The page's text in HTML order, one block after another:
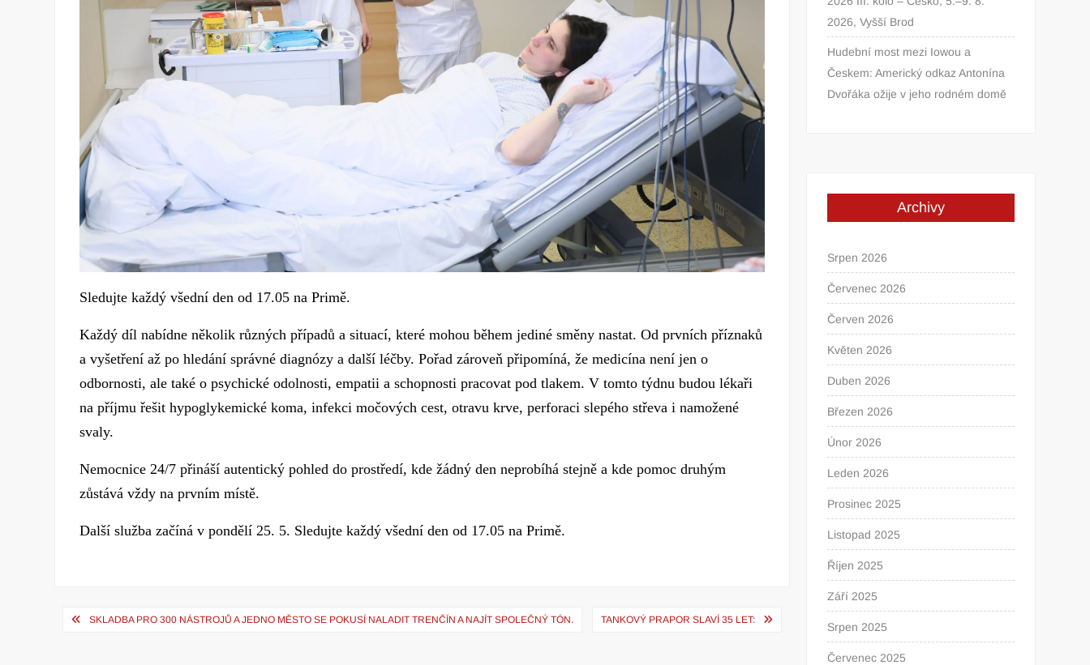
Sledujte každý všední den od 17.05 na Primě.
Každý díl nabídne několik různých případů a situací, které mohou během jediné směny nastat. Od prvních příznaků
a vyšetření až po hledání správné diagnózy a další léčby. Pořad zároveň připomíná, že medicína není jen o
odbornosti, ale také o psychické odolnosti, empatii a schopnosti pracovat pod tlakem. V tomto týdnu budou lékaři
na příjmu řešit hypoglykemické koma, infekci močových cest, otravu krve, perforaci slepého střeva i namožené
svaly.
Nemocnice 24/7 přináší autentický pohled do prostředí, kde žádný den neprobíhá stejně a kde pomoc druhým
zůstává vždy na prvním místě.
Další služba začíná v pondělí 25. 5. Sledujte každý všední den od 17.05 na Primě.
Navigace
SKLADBA PRO 300 NÁSTROJŮ A JEDNO MĚSTO SE POKUSÍ NALADIT TRENČÍN A NAJÍT SPOLEČNÝ TÓN. TANKOVÝ PRAPOR SLAVÍ 35 LET:
2026, Vyšší Brod
Hudební most mezi Iowou a
Českem: Americký odkaz Antonína
Dvořáka ožije v jeho rodném domě
Archivy
Srpen 2026
Červenec 2026
Červen 2026
Květen 2026
Duben 2026
Březen 2026
Únor 2026
Leden 2026
Prosinec 2025
Listopad 2025
Říjen 2025
Září 2025
Srpen 2025
Červenec 2025